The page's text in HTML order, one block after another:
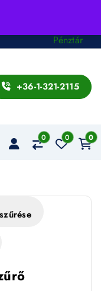
Pénztár
+36-1-321-2115
0 0 0